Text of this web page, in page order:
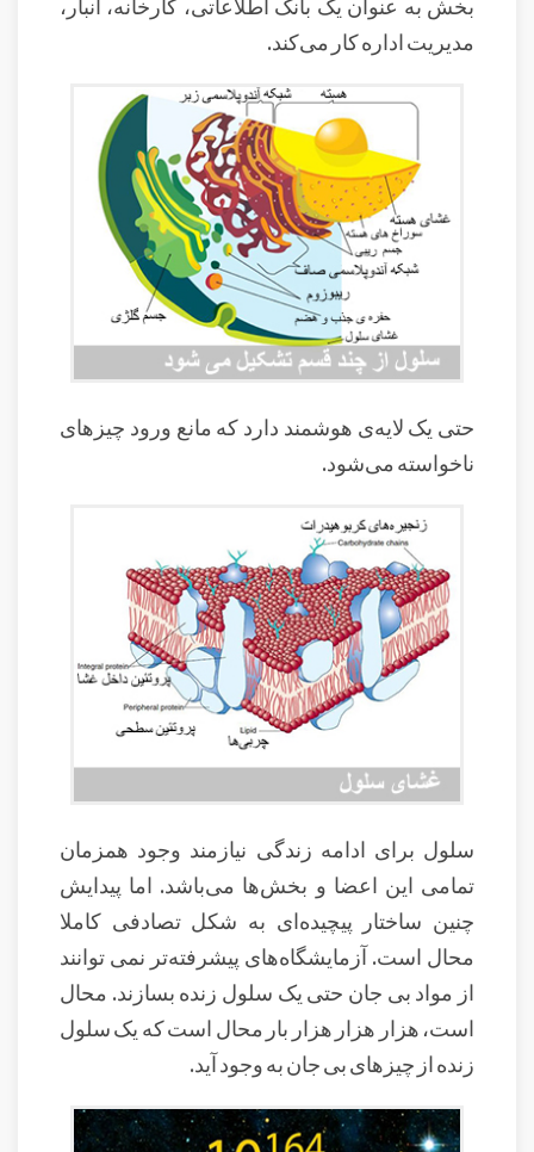
مدیریت اداره کار می‌کند.
حتی یک لایه‌ی هوشمند دارد که مانع ورود چیزهای
ناخواسته می‌شود.
سلول برای ادامه زندگی نیازمند وجود همزمان
تمامی این اعضا و بخش‌ها می‌باشد. اما پیدایش
چنین ساختار پیچیده‌ای به شکل تصادفی کاملا
محال است. آزمایشگاه‌های پیشرفته‌تر نمی توانند
از مواد بی جان حتی یک سلول زنده بسازند. محال
است، هزار هزار هزار بار محال است که یک سلول
زنده از چیزهای بی جان به وجود آید.